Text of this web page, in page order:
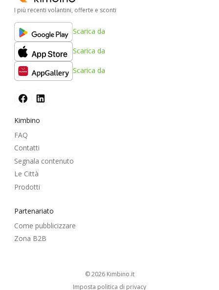
I più recenti volantini, offerte e sconti
Scarica da
Scarica da
Scarica da
Kimbino
FAQ
Contatti
Segnala contenuto
Le Città
Prodotti
Partenariato
Come pubblicizzare
Zona B2B
© 2026 kimbino.it
Imposta politica di privacy